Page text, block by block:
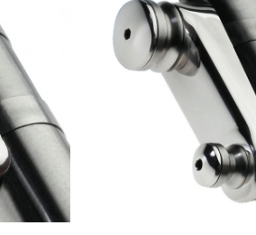
2010
2011
2012
2013
2014